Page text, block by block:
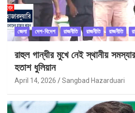
জেলা দেশ-বিদেশ রাজনীতি রাজনীতি রাজনীতি
রাহুল গান্ধীর মুখে নেই স্থানীয়
হতাশ ধুলিয়ান
April 14, 2026 Sangbad Hazarduari